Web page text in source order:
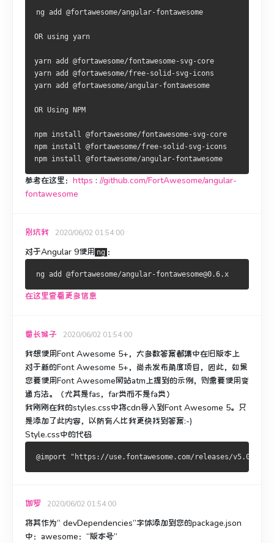
ng add @fortawesome/angular-fontawesome
OR using yarn
yarn add @fortawesome/fontawesome-svg-core
yarn add @fortawesome/free-solid-svg-icons
yarn add @fortawesome/angular-fontawesome
OR Using NPM
npm install @fortawesome/fontawesome-svg-core
npm install @fortawesome/free-solid-svg-icons
npm install @fortawesome/angular-fontawesome
参考在这里： https : //github.com/FortAwesome/angular-
fontawesome
别坑我 2020/06/02 01:54:00
对于Angular 9使用 ng ：
在这里查看更多信息
番长猴子 2020/06/02 01:54:00
我想使用Font Awesome 5+，大多数答案都集中在旧版本上
对于新的Font Awesome 5+，尚未发布角度项目，因此，如果
您要使用Font Awesome网站atm上提到的示例，则需要使用变
通方法。
（尤其是fas，far类而不是fa类）
我刚刚在我的styles.css中将cdn导入到Font Awesome 5。 只
是添加了此内容，以防有人比我更快找到答案:-)
Style.css中的代码
伽罗 2020/06/02 01:54:00
将其作为“ devDependencies”字体添加到您的package.json
中：awesome：“版本号”